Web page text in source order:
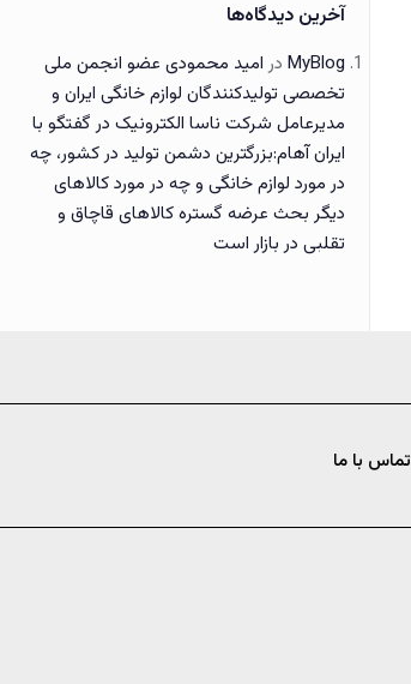
آخرین دیدگاه‌ها
MyBlogدر امید محمودی عضو انجمن ملی
تخصصی تولیدکنندگان لوازم خانگی ایران و
مدیرعامل شرکت ناسا الکترونیک در گفتگو با
ایران آهام:بزرگترین دشمن تولید در کشور، چه
در مورد لوازم خانگی و چه در مورد کالاهای
دیگر بحث عرضه گستره کالاهای قاچاق و
تقلبی در بازار است
تماس با ما